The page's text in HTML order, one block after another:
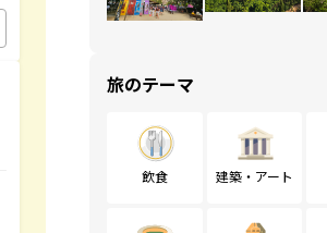
旅のテーマ
飲食 建築・アート